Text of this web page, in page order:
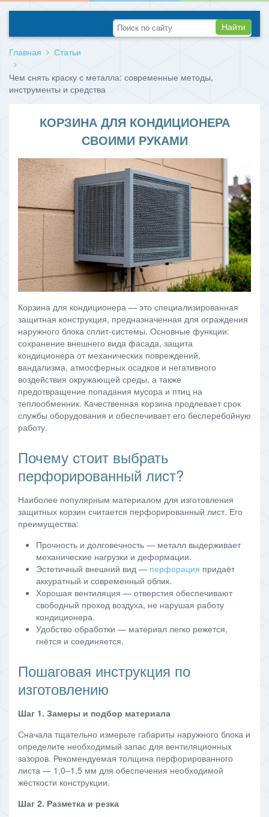
Найти
Главная Статьи
Чем снять краску с металла: современные методы,
инструменты и средства
КОРЗИНА ДЛЯ КОНДИЦИОНЕРА
СВОИМИ РУКАМИ
Корзина для кондиционера — это специализированная
защитная конструкция, предназначенная для ограждения
наружного блока сплит-системы. Основные функции:
сохранение внешнего вида фасада, защита
кондиционера от механических повреждений,
вандализма, атмосферных осадков и негативного
воздействия окружающей среды, а также
предотвращение попадания мусора и птиц на
теплообменник. Качественная корзина продлевает срок
службы оборудования и обеспечивает его бесперебойную
работу.
Почему стоит выбрать
перфорированный лист?
Наиболее популярным материалом для изготовления
защитных корзин считается перфорированный лист. Его
преимущества:
Прочность и долговечность — металл выдерживает
механические нагрузки и деформации.
Эстетичный внешний вид — перфорация придаёт
аккуратный и современный облик.
Хорошая вентиляция — отверстия обеспечивают
свободный проход воздуха, не нарушая работу
кондиционера.
Удобство обработки — материал легко режется,
гнётся и соединяется.
Пошаговая инструкция по
изготовлению
Шаг 1. Замеры и подбор материала
Сначала тщательно измерьте габариты наружного блока и
определите необходимый запас для вентиляционных
зазоров. Рекомендуемая толщина перфорированного
листа — 1,0–1,5 мм для обеспечения необходимой
жёсткости конструкции.
Шаг 2. Разметка и резка